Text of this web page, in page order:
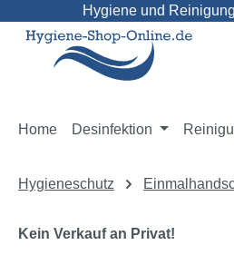
Hauptinhalt springen
Zur Suche springen
Zur Hauptnavigation springen
Hygiene und
Home Desinfektion
Hygieneschutz
Kein Verkauf an Privat!